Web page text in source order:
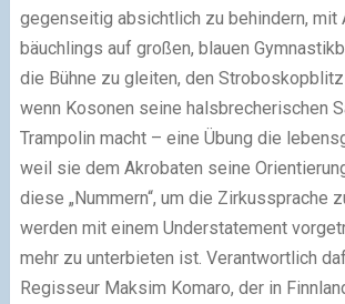
gegenseitig absichtlich zu behindern, mit
bäuchlings auf großen, blauen
die Bühne zu gleiten, den
wenn Kosonen seine halsbrecherischen
Trampolin macht – eine Übung die
weil sie dem Akrobaten seine
diese „Nummern“, um die Zirkussprache
werden mit einem Understatement
mehr zu unterbieten ist. Verantwortlich
Regisseur Maksim Komaro, der in